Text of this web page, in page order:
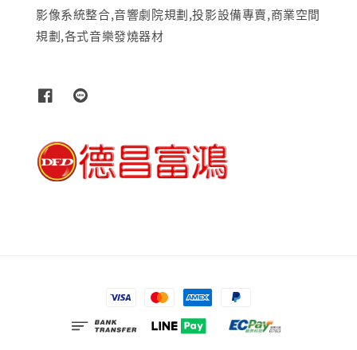
影像系統整合,音響劇院規劃,投影設備專賣,商業空間
規劃,各式音樂發燒器材